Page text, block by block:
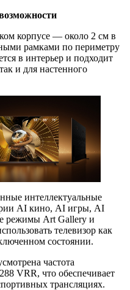
корпусе — около 2 см в
рамками по периметру
в интерьер и подходит
и для настенного
интеллектуальные
AI кино, AI игры, AI
режимы Art Gallery и
телевизор как
состоянии.
частота
VRR, что обеспечивает
трансляциях.